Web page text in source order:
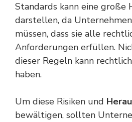
Standards kann eine große
darstellen, da
müssen, dass sie alle
Anforderungen erfüllen.
dieser Regeln kann
haben.
Um diese Risiken und
bewältigen, sollten